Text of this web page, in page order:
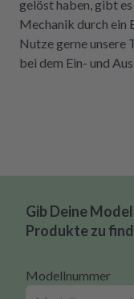
gelöst haben, gibt
Mechanik durch ein
Nutze gerne unsere
bei dem Ein- und
Gib Deine
Produkte zu
Modellnummer